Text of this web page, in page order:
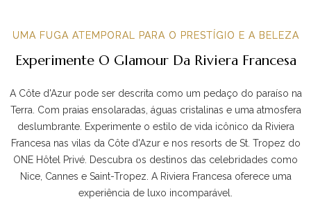
UMA FUGA ATEMPORAL PARA O PRESTÍGIO E A BELEZA
Experimente O Glamour Da Riviera Francesa
A Côte d'Azur pode ser descrita como um pedaço do paraíso na
Terra. Com praias ensolaradas, águas cristalinas e uma atmosfera
deslumbrante. Experimente o estilo de vida icônico da Riviera
Francesa nas vilas da Côte d'Azur e nos resorts de St. Tropez do
ONE Hôtel Privé. Descubra os destinos das celebridades como
Nice, Cannes e Saint-Tropez. A Riviera Francesa oferece uma
experiência de luxo incomparável.